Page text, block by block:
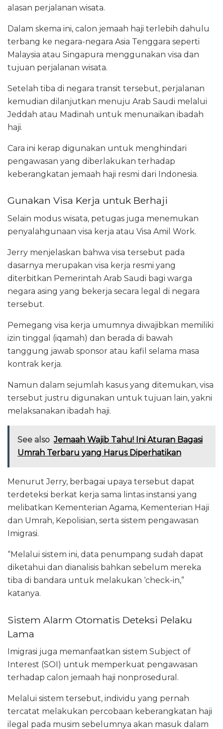
alasan perjalanan wisata.
Dalam skema ini, calon jemaah haji terlebih dahulu
terbang ke negara-negara Asia Tenggara seperti
Malaysia atau Singapura menggunakan visa dan
tujuan perjalanan wisata.
Setelah tiba di negara transit tersebut, perjalanan
kemudian dilanjutkan menuju Arab Saudi melalui
Jeddah atau Madinah untuk menunaikan ibadah
haji.
Cara ini kerap digunakan untuk menghindari
pengawasan yang diberlakukan terhadap
keberangkatan jemaah haji resmi dari Indonesia.
Gunakan Visa Kerja untuk Berhaji
Selain modus wisata, petugas juga menemukan
penyalahgunaan visa kerja atau Visa Amil Work.
Jerry menjelaskan bahwa visa tersebut pada
dasarnya merupakan visa kerja resmi yang
diterbitkan Pemerintah Arab Saudi bagi warga
negara asing yang bekerja secara legal di negara
tersebut.
Pemegang visa kerja umumnya diwajibkan memiliki
izin tinggal (iqamah) dan berada di bawah
tanggung jawab sponsor atau kafil selama masa
kontrak kerja.
Namun dalam sejumlah kasus yang ditemukan, visa
tersebut justru digunakan untuk tujuan lain, yakni
melaksanakan ibadah haji.
See also Jemaah Wajib Tahu! Ini Aturan Bagasi
Umrah Terbaru yang Harus Diperhatikan
Menurut Jerry, berbagai upaya tersebut dapat
terdeteksi berkat kerja sama lintas instansi yang
melibatkan Kementerian Agama, Kementerian Haji
dan Umrah, Kepolisian, serta sistem pengawasan
Imigrasi.
“Melalui sistem ini, data penumpang sudah dapat
diketahui dan dianalisis bahkan sebelum mereka
tiba di bandara untuk melakukan ‘check-in,”
katanya.
Sistem Alarm Otomatis Deteksi Pelaku
Lama
Imigrasi juga memanfaatkan sistem Subject of
Interest (SOI) untuk memperkuat pengawasan
terhadap calon jemaah haji nonprosedural.
Melalui sistem tersebut, individu yang pernah
tercatat melakukan percobaan keberangkatan haji
ilegal pada musim sebelumnya akan masuk dalam